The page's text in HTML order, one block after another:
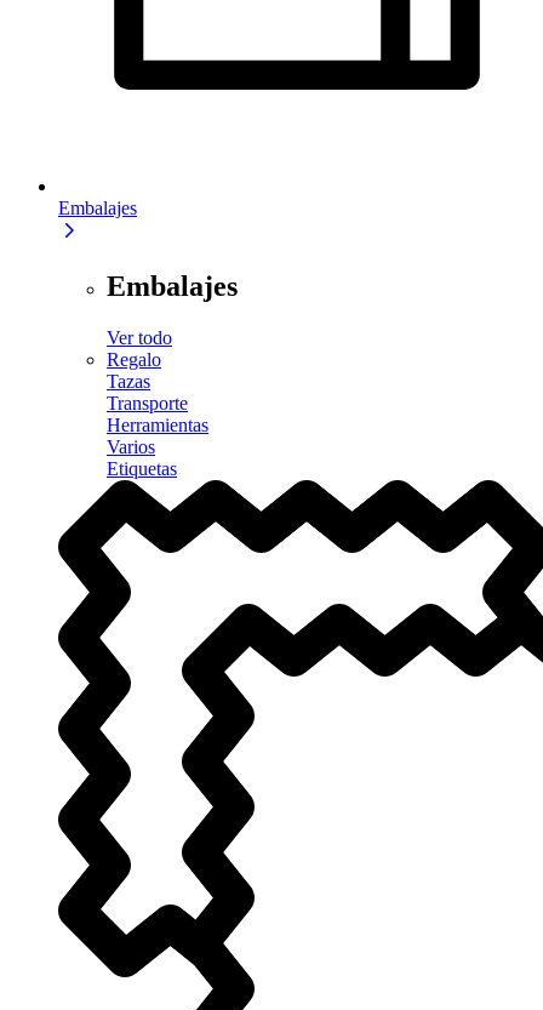
Embalajes
Embalajes
Ver todo
Regalo
Tazas
Transporte
Herramientas
Varios
Etiquetas